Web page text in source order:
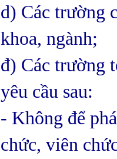
d) Các trường
khoa, ngành;
đ) Các trường
yêu cầu sau:
- Không để
chức, viên